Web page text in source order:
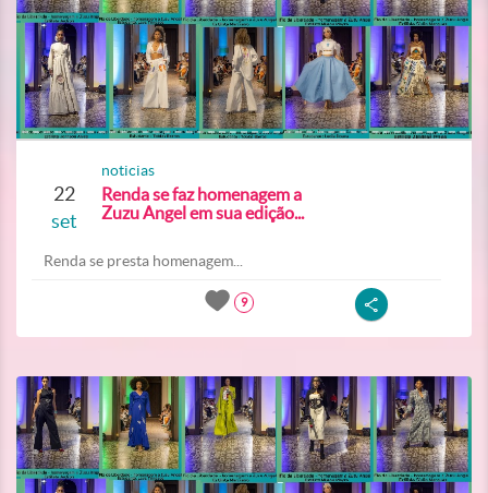
22
set
noticias
Renda se faz homenagem a
Zuzu Angel em sua edição...
Renda se presta homenagem...
9